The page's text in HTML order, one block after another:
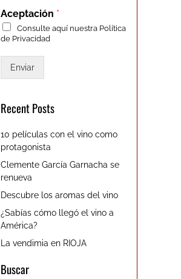
Aceptación *
Consulte aquí nuestra Política
de Privacidad
Enviar
Recent Posts
10 películas con el vino como
protagonista
Clemente García Garnacha se
renueva
Descubre los aromas del vino
¿Sabías cómo llegó el vino a
América?
La vendimia en RIOJA
Buscar